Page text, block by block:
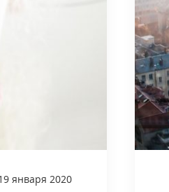
января 2020